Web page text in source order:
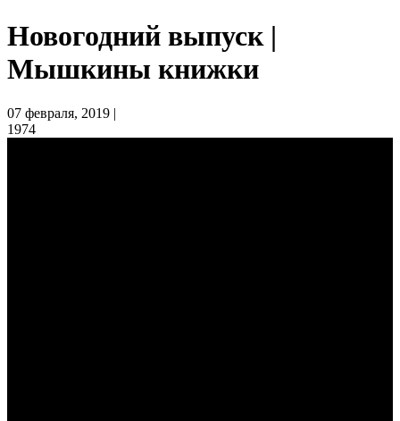
Новогодний выпуск |
Мышкины книжки
07 февраля, 2019 |
1974